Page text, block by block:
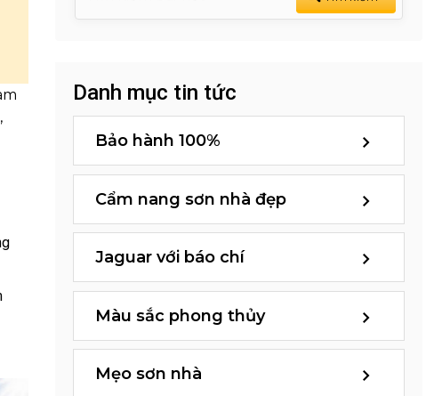
Danh mục tin tức
Bảo hành 100%
Cẩm nang sơn nhà đẹp
Jaguar với báo chí
Màu sắc phong thủy
Mẹo sơn nhà